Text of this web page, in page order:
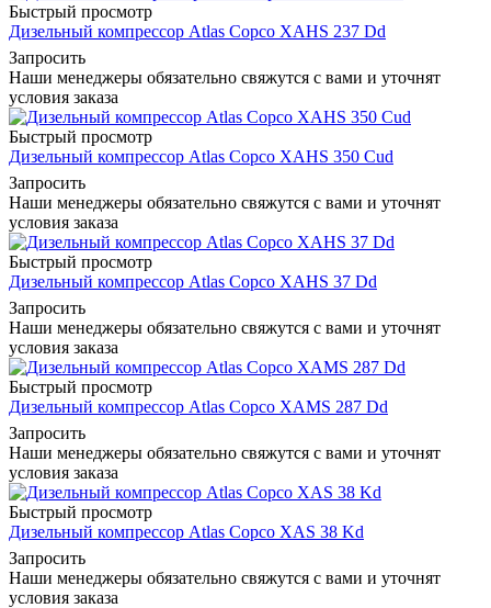
Быстрый просмотр
Дизельный компрессор Atlas Copco XAHS 237 Dd
Запросить
Наши менеджеры обязательно свяжутся с вами и уточнят
условия заказа
Быстрый просмотр
Дизельный компрессор Atlas Copco XAHS 350 Cud
Запросить
Наши менеджеры обязательно свяжутся с вами и уточнят
условия заказа
Быстрый просмотр
Дизельный компрессор Atlas Copco XAHS 37 Dd
Запросить
Наши менеджеры обязательно свяжутся с вами и уточнят
условия заказа
Быстрый просмотр
Дизельный компрессор Atlas Copco XAMS 287 Dd
Запросить
Наши менеджеры обязательно свяжутся с вами и уточнят
условия заказа
Быстрый просмотр
Дизельный компрессор Atlas Copco XAS 38 Kd
Запросить
Наши менеджеры обязательно свяжутся с вами и уточнят
условия заказа